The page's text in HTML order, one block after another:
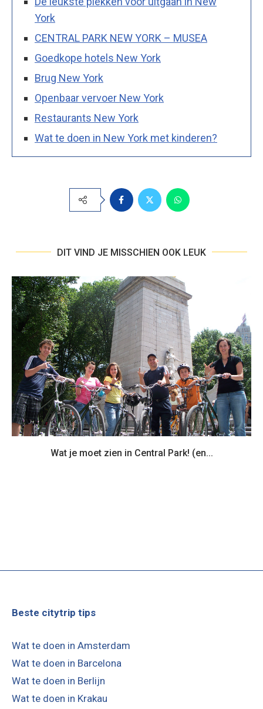
York
CENTRAL PARK NEW YORK – MUSEA
Goedkope hotels New York
Brug New York
Openbaar vervoer New York
Restaurants New York
Wat te doen in New York met kinderen?
DIT VIND JE MISSCHIEN OOK LEUK
Wat je moet zien in Central Park! (en...
Beste citytrip tips
Wat te doen in Amsterdam
Wat te doen in Barcelona
Wat te doen in Berlijn
Wat te doen in Krakau